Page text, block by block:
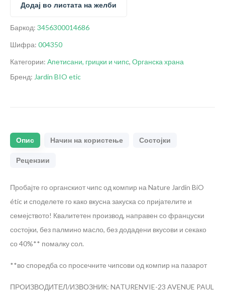
Додај во листата на желби
Баркод: 3456300014686
Шифра: 004350
Категории: Апетисани, грицки и чипс, Органска храна
Бренд: Jardin BIO etic
Опис Начин на користење Состојки
Рецензии
Пробајте го органскиот чипс од компир на Nature Jardin BiO
étic и споделете го како вкусна закуска со пријателите и
семејството! Квалитетен производ, направен со француски
состојки, без палмино масло, без додадени вкусови и секако
со 40%** помалку сол.
**во споредба со просечните чипсови од компир на пазарот
ПРОИЗВОДИТЕЛ/ИЗВОЗНИК: NATURENVIE-23 AVENUE PAUL